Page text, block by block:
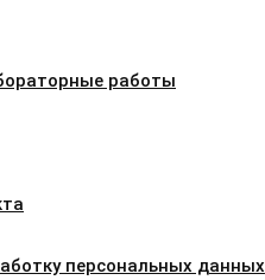
работы
персональных данных